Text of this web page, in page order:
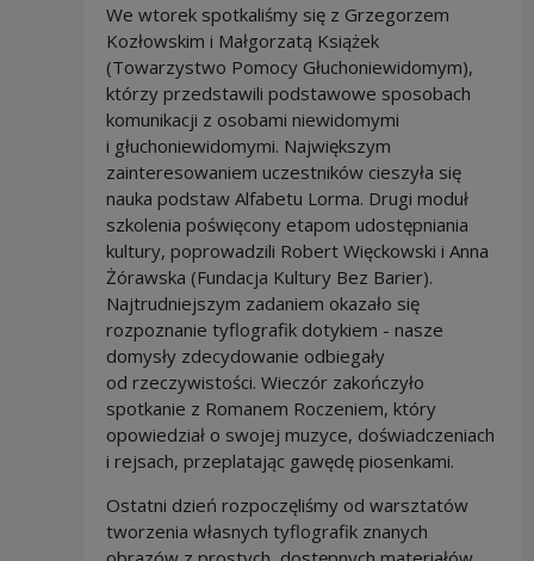
We wtorek spotkaliśmy się z Grzegorzem
Kozłowskim i Małgorzatą Książek
(Towarzystwo Pomocy Głuchoniewidomym),
którzy przedstawili podstawowe sposobach
komunikacji z osobami niewidomymi
i głuchoniewidomymi. Największym
zainteresowaniem uczestników cieszyła się
nauka podstaw Alfabetu Lorma. Drugi moduł
szkolenia poświęcony etapom udostępniania
kultury, poprowadzili Robert Więckowski i Anna
Żórawska (Fundacja Kultury Bez Barier).
Najtrudniejszym zadaniem okazało się
rozpoznanie tyflografik dotykiem - nasze
domysły zdecydowanie odbiegały
od rzeczywistości. Wieczór zakończyło
spotkanie z Romanem Roczeniem, który
opowiedział o swojej muzyce, doświadczeniach
i rejsach, przeplatając gawędę piosenkami.
Ostatni dzień rozpoczęliśmy od warsztatów
tworzenia własnych tyflografik znanych